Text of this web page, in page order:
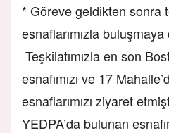
* Göreve geldikten sonra
esnaflarımızla
Teşkilatımızla en son
esnafımızı ve 17
esnaflarımızı ziyaret
YEDPA’da bulunan